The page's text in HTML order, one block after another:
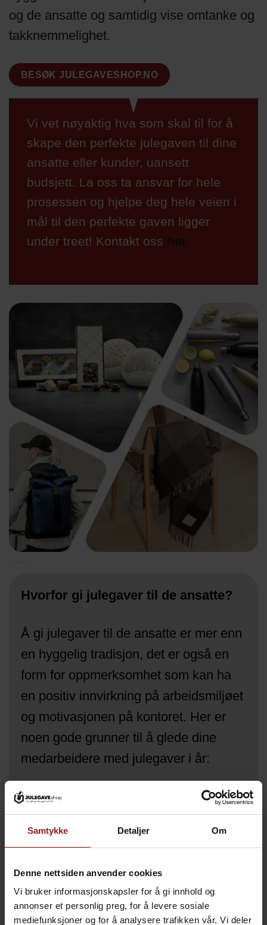
Samtykke Detaljer Om
Denne nettsiden anvender cookies
Vi bruker informasjonskapsler for å gi innhold og
annonser et personlig preg, for å levere sosiale
mediefunksjoner og for å analysere trafikken vår. Vi deler
og de ansatte og samtidig vise omtanke og
takknemmelighet.
BESØK JULEGAVESHOP.NO
Vi vet nøyaktig hva som skal til for å
skape den perfekte julegaven til dine
ansatte eller kunder, uansett
budsjett. La oss ta ansvar for hele
prosessen og hjelpe deg hele veien i
mål til den perfekte gaven ligger
under treet! Kontakt oss her.
Hvorfor gi julegaver til de ansatte?
Å gi julegaver til de ansatte er mer enn
en hyggelig tradisjon, det er også en
form for oppmerksomhet som kan ha
en positiv innvirkning på arbeidsmiljøet
og motivasjonen på kontoret. Her er
noen gode grunner til å glede dine
medarbeidere med julegaver i år:
Takknemlighet:
Julegaver er en
flott måte å vise takknemlighet for
arbeidet som de ansatte har lagt
innsatsen deres blir verdsatt og
anerkjent, og kan bidra til å øke
motivasjonen deres til å yte sitt